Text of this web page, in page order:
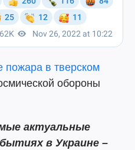
пожара в тверском
обороны
актуальные
в Украине –